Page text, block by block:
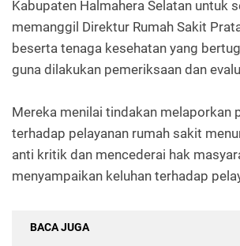
Kabupaten Halmahera Selatan untuk
memanggil Direktur Rumah Sakit
beserta tenaga kesehatan yang
guna dilakukan pemeriksaan dan
Mereka menilai tindakan melaporkan
terhadap pelayanan rumah sakit
anti kritik dan mencederai hak
menyampaikan keluhan terhadap
BACA JUGA